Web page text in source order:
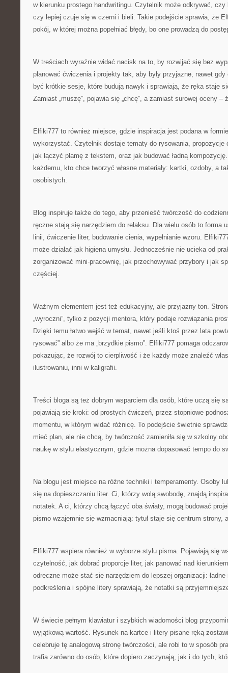
w kierunku prostego handwritingu. Czytelnik może odkrywać,
czy lepiej czuje się w czerni i bieli. Takie podejście sprawia, że
pokój, w której można popełniać błędy, bo one prowadzą do
W treściach wyraźnie widać nacisk na to, by rozwijać się bez
planować ćwiczenia i projekty tak, aby były przyjazne, nawet gdy
być krótkie sesje, które budują nawyk i sprawiają, że ręka staje
Zamiast „muszę”, pojawia się „chcę”, a zamiast surowej oceny –
Elfiki777 to również miejsce, gdzie inspiracja jest podana w
wykorzystać. Czytelnik dostaje tematy do rysowania, propozycje
jak łączyć plamę z tekstem, oraz jak budować ładną
każdemu, kto chce tworzyć własne materiały: kartki, ozdoby, a
osobistych.
Blog inspiruje także do tego, aby przenieść twórczość do
ręczne stają się narzędziem do relaksu. Dla wielu osób to forma
linii, ćwiczenie liter, budowanie cienia, wypełnianie wzoru.
może działać jak higiena umysłu. Jednocześnie nie ucieka od
zorganizować mini-pracownię, jak przechowywać przybory i jak
częściej.
Ważnym elementem jest też edukacyjny, ale przyjazny ton.
„wyroczni”, tylko z pozycji mentora, który podaje rozwiązania
Dzięki temu łatwo wejść w temat, nawet jeśli ktoś przez lata
rysować” albo że ma „brzydkie pismo”. Elfiki777 pomaga
pokazując, że rozwój to cierpliwość i że każdy może znaleźć
ilustrowaniu, inni w kaligrafii.
Treści bloga są też dobrym wsparciem dla osób, które uczą się
pojawiają się kroki: od prostych ćwiczeń, przez stopniowe
momentu, w którym widać różnicę. To podejście świetnie
mieć plan, ale nie chcą, by twórczość zamieniła się w szkolny
naukę w stylu elastycznym, gdzie można dopasować tempo do
Na blogu jest miejsce na różne techniki i temperamenty. Osoby
się na dopieszczaniu liter. Ci, którzy wolą swobodę, znajdą
notatek. A ci, którzy chcą łączyć oba światy, mogą budować
pismo wzajemnie się wzmacniają: tytuł staje się centrum strony,
Elfiki777 wspiera również w wyborze stylu pisma. Pojawiają się
czytelność, jak dobrać proporcje liter, jak panować nad
odręczne może stać się narzędziem do lepszej organizacji: ładne
podkreślenia i spójne litery sprawiają, że notatki są
W świecie pełnym klawiatur i szybkich wiadomości blog
wyjątkową wartość. Rysunek na kartce i litery pisane ręką
celebruje tę analogową stronę twórczości, ale robi to w sposób
trafia zarówno do osób, które dopiero zaczynają, jak i do tych,